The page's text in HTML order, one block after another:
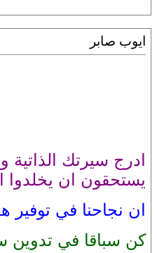
ايوب صابر
ادرج سيرتك
يستحقون ان يخلدوا
ان نجاحنا في توفير
كن سباقا في تدوين